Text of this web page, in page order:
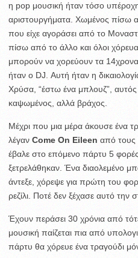
η pop μουσική ήταν τόσο
αριστουργήματα. Χωμένος πίσω
που είχε αγοράσει από το
πίσω από το άλλο και όλοι
μπορούν να χορεύουν τα
ήταν ο DJ. Αυτή ήταν η
Χρύσα, “έστω ένα μπλουζ”, αυτός
καψωμένος, αλλά βράχος.
Μέχρι που μια μέρα άκουσε ένα
λέγαν Come On Eileen από τους
έβαλε στο επόμενο πάρτυ 5
ξετρελάθηκαν. Ένα διαολεμένο
άντεξε, χόρεψε για πρώτη του
ρεζίλι. Ποτέ δεν ξέχασε αυτό την
Έχουν περάσει 30 χρόνια από
μουσική παίζεται πια από
πάρτυ θα χόρευε ένα τραγούδι